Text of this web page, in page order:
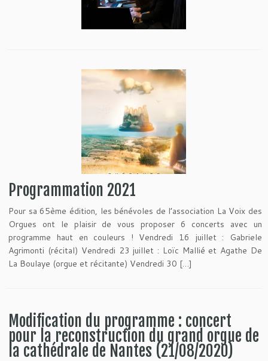
Programmation 2021
Pour sa 65ème édition, les bénévoles de l’association La Voix des
Orgues ont le plaisir de vous proposer 6 concerts avec un
programme haut en couleurs ! Vendredi 16 juillet : Gabriele
Agrimonti (récital) Vendredi 23 juillet : Loïc Mallié et Agathe De
La Boulaye (orgue et récitante) Vendredi 30 […]
Modification du programme : concert
pour la reconstruction du grand orgue de
la cathédrale de Nantes (21/08/2020)